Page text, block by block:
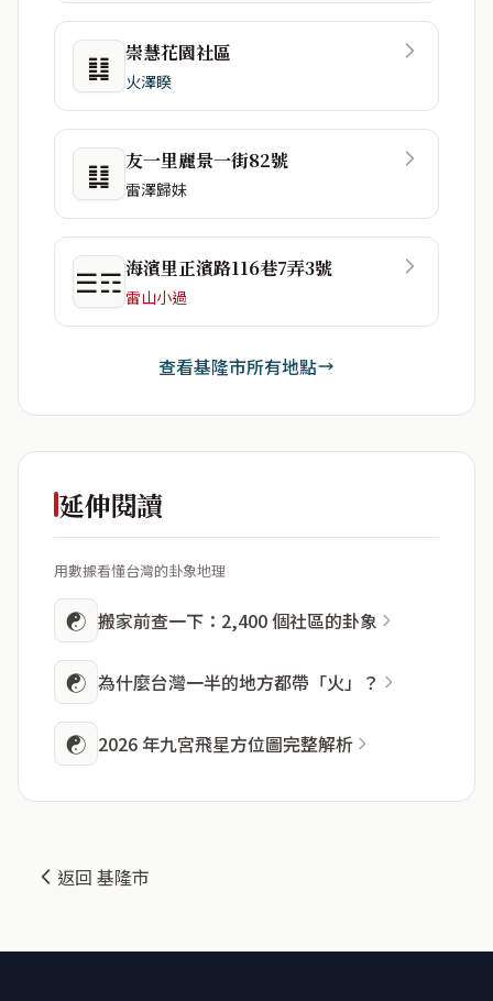
䷆ 崇慧花園社區
火澤睽
䷆ 友一里麗景一街82號
雷澤歸妹
☰☶海濱里正濱路116巷7弄3號
雷山小過
查看基隆市所有地點
延伸閱讀
用數據看懂台灣的卦象地理
☯ 搬家前查一下：2,400 個社區的卦象
☯ 為什麼台灣一半的地方都帶「火」？
☯ 2026 年九宮飛星方位圖完整解析
返回 基隆市